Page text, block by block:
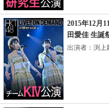
2015年12月
田愛佳 生誕
出演者：渕上